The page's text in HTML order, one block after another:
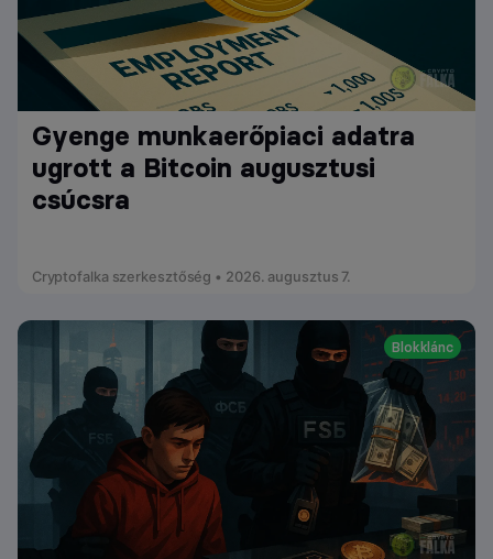
Gyenge munkaerőpiaci adatra
ugrott a Bitcoin augusztusi
csúcsra
Cryptofalka szerkesztőség • 2026. augusztus 7.
Blokklánc